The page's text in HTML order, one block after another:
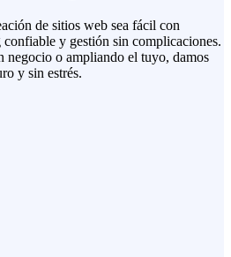
de sitios web sea fácil con
confiable y gestión sin complicaciones.
negocio o ampliando el tuyo, damos
y sin estrés.